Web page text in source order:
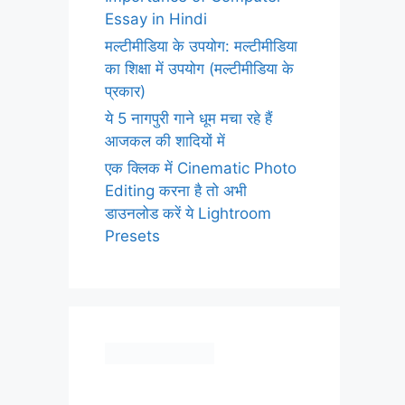
Essay in Hindi
मल्टीमीडिया के उपयोग: मल्टीमीडिया
का शिक्षा में उपयोग (मल्टीमीडिया के
प्रकार)
ये 5 नागपुरी गाने धूम मचा रहे हैं
आजकल की शादियों में
एक क्लिक में Cinematic Photo
Editing करना है तो अभी
डाउनलोड करें ये Lightroom
Presets